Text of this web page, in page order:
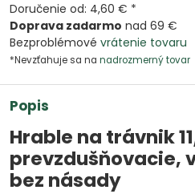
Doručenie od: 4,60 € *
Doprava zadarmo nad 69 €
Bezproblémové vrátenie tovaru
*Nevzťahuje sa na nadrozmerný tovar
Popis
Hrable na trávnik
prevzdušňovacie,
bez násady